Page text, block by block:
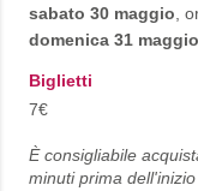
sabato 30 maggio ,
domenica 31 maggio
Biglietti
7€
È consigliabile
minuti prima